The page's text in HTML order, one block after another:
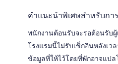
คำแนะนำพิเศษสำหรับกา
พนักงานต้อนรับจะรอต้อนรับผู้
โรงแรมนี้ไม่รับเช็กอินหลังเว
ข้อมูลที่ให้ไว้โดยที่พักอาจแป